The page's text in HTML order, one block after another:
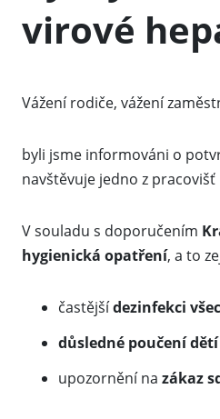
virové
Vážení rodiče, vážení
byli jsme informováni o
navštěvuje jedno z
V souladu s doporučením
hygienická opatření, a to
častějšídezinfekci
důsledné poučení
upozornění na zákaz